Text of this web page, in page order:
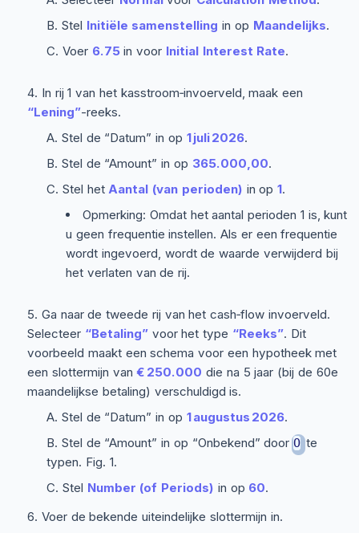
Stel Initiële samenstelling in op Maandelijks.
Voer 6.75in voor Initial Interest Rate.
In rij 1 van het kasstroom‑invoerveld, maak een
“Lening”-reeks.
Stel de “Datum” in op 1 juli 2026.
Stel de “Amount” in op 365.000,00.
Stel hetAantal (van perioden) in op1.
Opmerking: Omdat het aantal perioden 1 is, kunt
u geen frequentie instellen. Als er een frequentie
wordt ingevoerd, wordt de waarde verwijderd bij
het verlaten van de rij.
Ga naar de tweede rij van het cash‑flow invoerveld.
Selecteer “Betaling”voor het type “Reeks”. Dit
voorbeeld maakt een schema voor een hypotheek met
een slottermijn van€ 250.000 die na 5 jaar (bij de 60e
maandelijkse betaling) verschuldigd is.
Stel de “Datum” in op 1 augustus 2026.
Stel de “Amount” in op “Onbekend” doorO te
typen. Fig. 1.
Stel Number (of Periods) in op 60.
Voer de bekende uiteindelijke slottermijn in.